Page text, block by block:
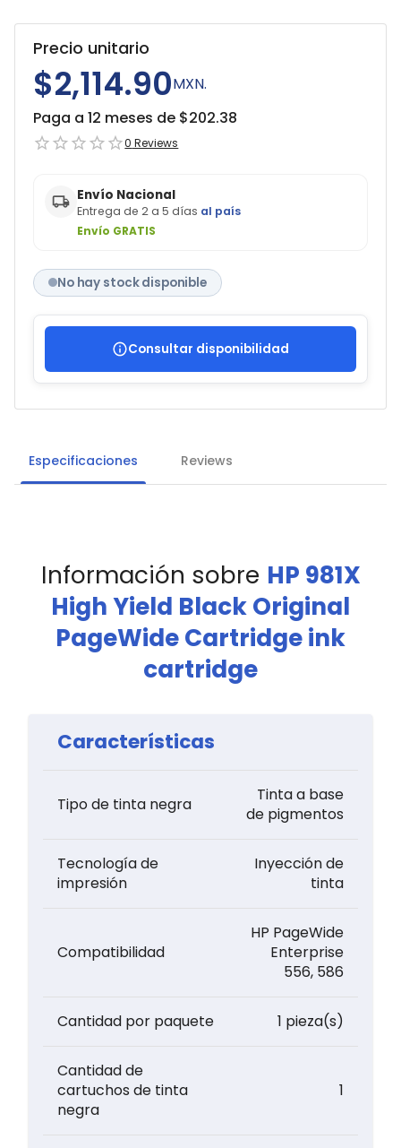
Precio unitario
$2,114.90MXN.
Paga a 12 meses de $202.38
0 Reviews
Envío Nacional
Entrega de 2 a 5 días al país
Envío GRATIS
No hay stock disponible
Consultar disponibilidad
Especificaciones Reviews
Información sobre HP 981X
High Yield Black Original
PageWide Cartridge ink
cartridge
Características
Tipo de tinta negra
Tinta a base
de pigmentos
Tecnología de
impresión
Inyección de
tinta
Compatibilidad
HP PageWide
Enterprise
556, 586
Cantidad por paquete 1 pieza(s)
Cantidad de
cartuchos de tinta
negra
1